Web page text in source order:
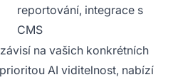
reportování, integrace s
CMS
závisí na vašich konkrétních
AI viditelnost, nabízí